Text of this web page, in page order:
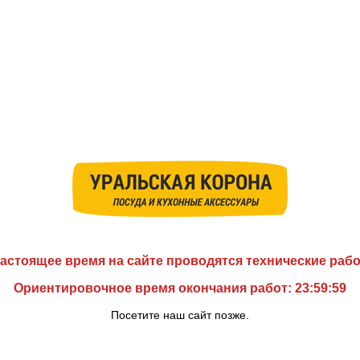
время на сайте проводятся технические
Ориентировочное время окончания работ: 23:59:59
Посетите наш сайт позже.